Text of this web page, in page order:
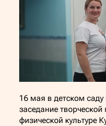
16 мая в детском
заседание творческой
физической культуре